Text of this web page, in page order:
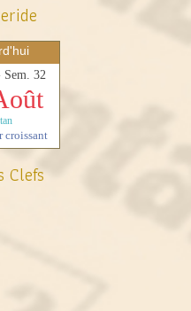
Sem. 32
croissant
Clefs